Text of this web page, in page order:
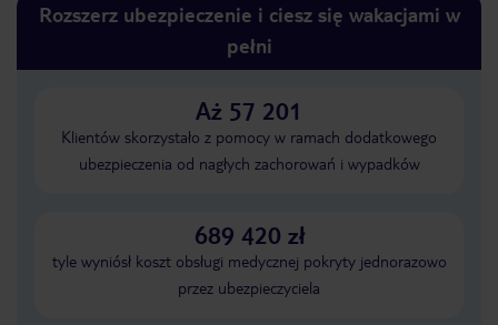
Rozszerz ubezpieczenie i ciesz się wakacjami w
pełni
Aż 57 201
Klientów skorzystało z pomocy w ramach dodatkowego
ubezpieczenia od nagłych zachorowań i wypadków
689 420 zł
tyle wyniósł koszt obsługi medycznej pokryty jednorazowo
przez ubezpieczyciela